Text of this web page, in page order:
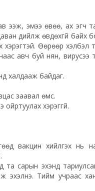
ээж, эмээ өвөө, ах эгч
дийлж өвдөхгүй байх
хэрэгтэй. Өөрөөр хэлбэл
авч буй нян, вирусээ
халдааж байдаг.
заавал өмс.
хэрэггүй.
вакцин хийлгэх нь
та сарын эхэнд
эхэлнэ. Тийм учраас